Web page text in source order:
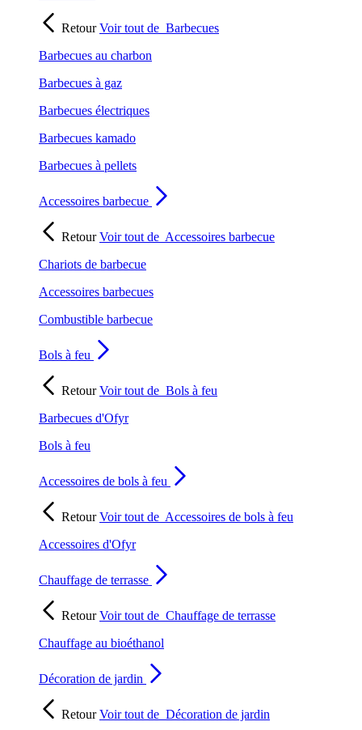
RetourVoir tout de Barbecues
Barbecues au charbon
Barbecues à gaz
Barbecues électriques
Barbecues kamado
Barbecues à pellets
Accessoires barbecue
RetourVoir tout de Accessoires barbecue
Chariots de barbecue
Accessoires barbecues
Combustible barbecue
Bols à feu
RetourVoir tout de Bols à feu
Barbecues d'Ofyr
Bols à feu
Accessoires de bols à feu
RetourVoir tout de Accessoires de bols à feu
Accessoires d'Ofyr
Chauffage de terrasse
RetourVoir tout de Chauffage de terrasse
Chauffage au bioéthanol
Décoration de jardin
RetourVoir tout de Décoration de jardin